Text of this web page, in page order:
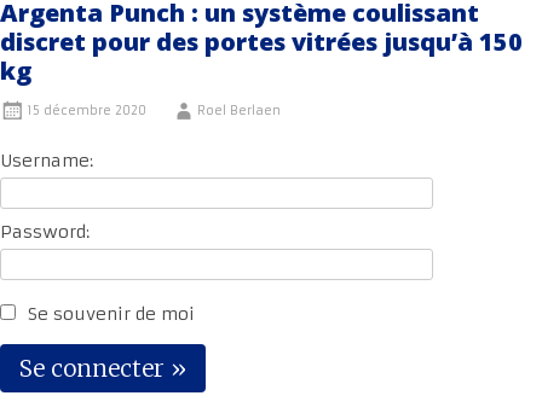
Argenta Punch : un système coulissant
discret pour des portes vitrées jusqu’à 150
kg
15 décembre 2020 Roel Berlaen
Username:
Password:
Se souvenir de moi